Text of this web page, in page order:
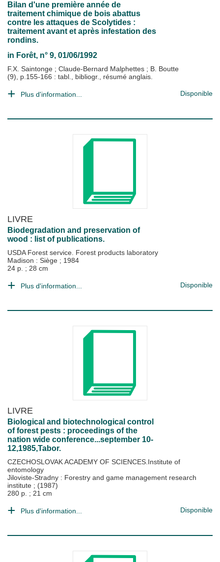
Bilan d'une première année de
traitement chimique de bois abattus
contre les attaques de Scolytides :
traitement avant et après infestation des
rondins.
in Forêt, n° 9, 01/06/1992
F.X. Saintonge ; Claude-Bernard Malphettes ; B. Boutte
(9), p.155-166 : tabl., bibliogr., résumé anglais.
Plus d'information... Disponible
LIVRE
Biodegradation and preservation of
wood : list of publications.
USDA Forest service. Forest products laboratory
Madison : Siège ; 1984
24 p. ; 28 cm
Plus d'information... Disponible
LIVRE
Biological and biotechnological control
of forest pests : proceedings of the
nation wide conference...september 10-
12,1985,Tabor.
CZECHOSLOVAK ACADEMY OF SCIENCES.Institute of
entomology
Jiloviste-Stradny : Forestry and game management research
institute ; (1987)
280 p. ; 21 cm
Plus d'information... Disponible